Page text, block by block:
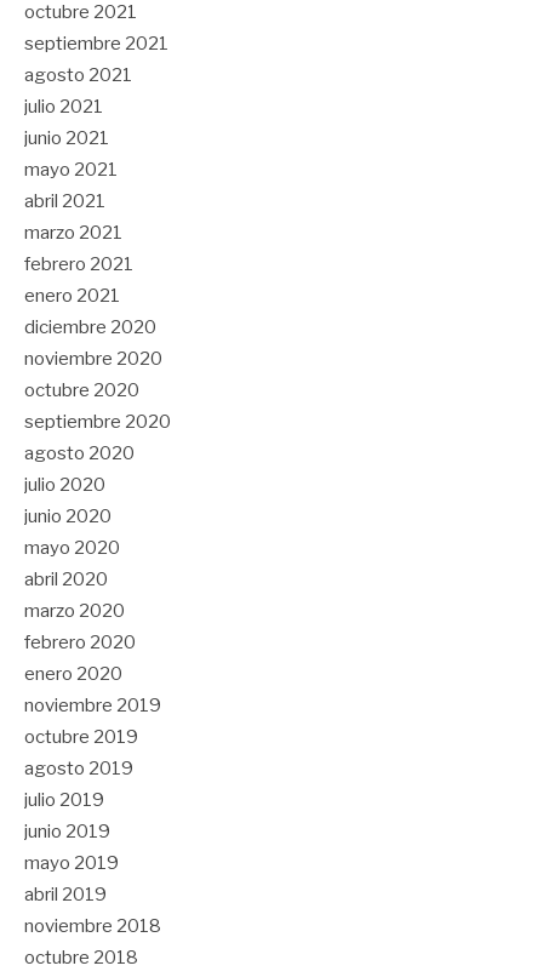
octubre 2021
septiembre 2021
agosto 2021
julio 2021
junio 2021
mayo 2021
abril 2021
marzo 2021
febrero 2021
enero 2021
diciembre 2020
noviembre 2020
octubre 2020
septiembre 2020
agosto 2020
julio 2020
junio 2020
mayo 2020
abril 2020
marzo 2020
febrero 2020
enero 2020
noviembre 2019
octubre 2019
agosto 2019
julio 2019
junio 2019
mayo 2019
abril 2019
noviembre 2018
octubre 2018